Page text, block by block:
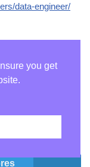
data-engineer/
you get